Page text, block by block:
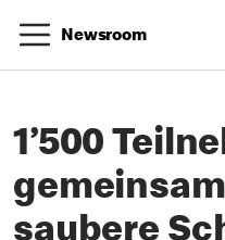
Newsroom
1’500